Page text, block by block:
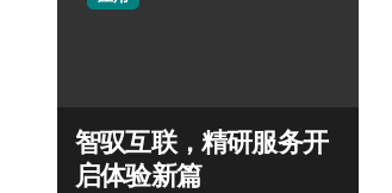
智驭互联，精研服务开
启体验新篇